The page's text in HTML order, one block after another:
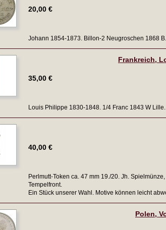
20,00 €
Johann 1854-1873. Billon-2 Neugroschen 1868
Frankreich,
35,00 €
Louis Philippe 1830-1848. 1/4 Franc 1843 W
40,00 €
Perlmutt-Token ca. 47 mm 19./20. Jh.
Tempelfront.
Ein Stück unserer Wahl. Motive können leicht
Polen,